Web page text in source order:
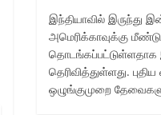
இந்தியாவில் இருந்து
அமெரிக்காவுக்கு
தொடங்கப்பட்டுள்ளதாக
தெரிவித்துள்ளது.
ஒழுங்குமுறை